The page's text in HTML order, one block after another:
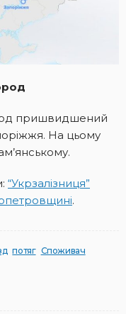
пришвидшений
На цьому
“Укрзалізниця”
.
потяг Споживач